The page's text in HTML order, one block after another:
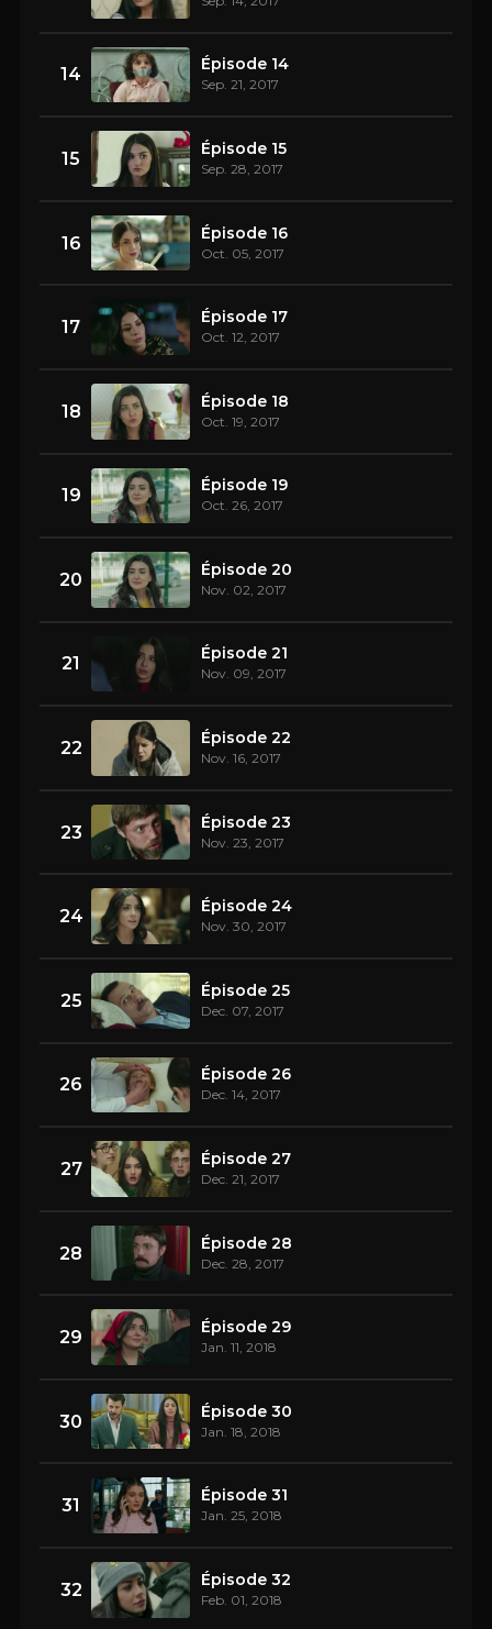
14 Épisode 14
Sep. 21, 2017
15 Épisode 15
Sep. 28, 2017
16 Épisode 16
Oct. 05, 2017
17 Épisode 17
Oct. 12, 2017
18 Épisode 18
Oct. 19, 2017
19 Épisode 19
Oct. 26, 2017
20 Épisode 20
Nov. 02, 2017
21 Épisode 21
Nov. 09, 2017
22 Épisode 22
Nov. 16, 2017
23 Épisode 23
Nov. 23, 2017
24 Épisode 24
Nov. 30, 2017
25 Épisode 25
Dec. 07, 2017
26 Épisode 26
Dec. 14, 2017
27 Épisode 27
Dec. 21, 2017
28 Épisode 28
Dec. 28, 2017
29 Épisode 29
Jan. 11, 2018
30 Épisode 30
Jan. 18, 2018
31 Épisode 31
Jan. 25, 2018
32 Épisode 32
Feb. 01, 2018